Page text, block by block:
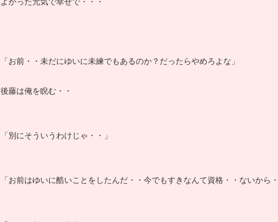
よかった元気で幸せで・・・
「お前・・未だにゆいに未練でもあるのか？だったらやめろよな」
後藤は俺を睨む・・
「別にそういうわけじゃ・・」
「お前はゆいに酷いことをしたんだ・・今でもすきなんて資格・・ないから